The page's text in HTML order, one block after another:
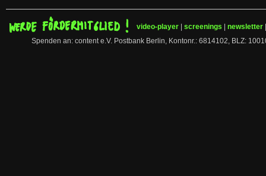
video-player screenings newsletter
Spenden an: content e.V. Postbank Berlin, Kontonr.: 6814102, BLZ: